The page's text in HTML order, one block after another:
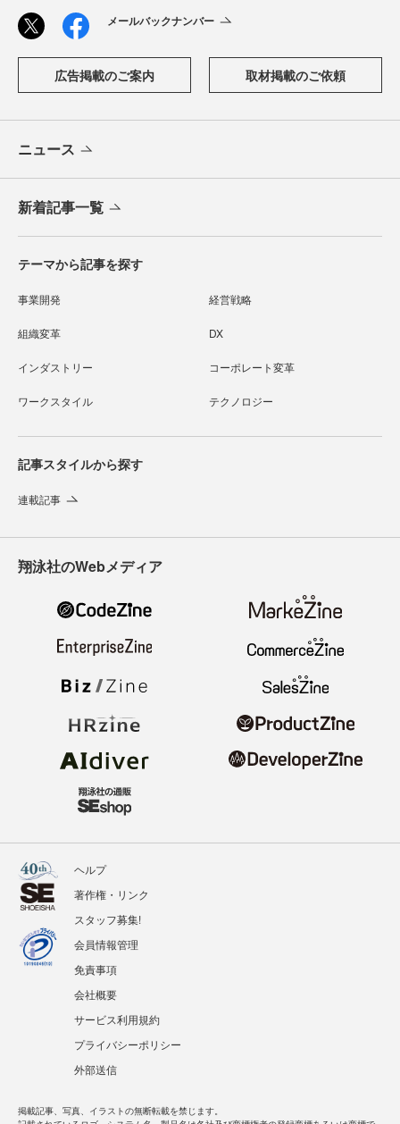
メールバックナンバー
広告掲載のご案内 取材掲載のご依頼
ニュース
新着記事一覧
テーマから記事を探す
事業開発 経営戦略
組織変革 DX
インダストリー コーポレート変革
ワークスタイル テクノロジー
記事スタイルから探す
連載記事
翔泳社のWebメディア
ヘルプ
著作権・リンク
スタッフ募集!
会員情報管理
免責事項
会社概要
サービス利用規約
プライバシーポリシー
外部送信
掲載記事、写真、イラストの無断転載を禁じます。